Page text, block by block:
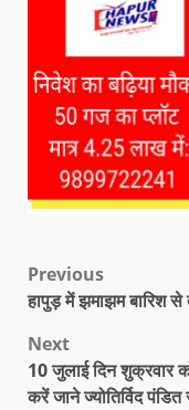
Previous
हापुड़ में झमाझम बारिश से
Next
10 जुलाई दिन शुक्रवार
करें जाने ज्योतिर्विद